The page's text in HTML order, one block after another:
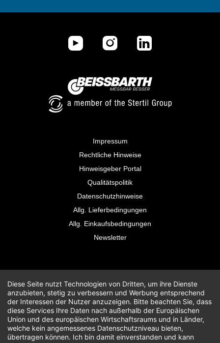
Impressum
Rechtliche Hinweise
Hinweisgeber Portal
Qualitätspolitik
Datenschutzhinweise
Allg. Lieferbedingungen
Allg. Einkaufsbedingungen
Newsletter
Diese Seite nutzt Technologien von Dritten, um ihre Dienste
anzubieten, stetig zu verbessern und Werbung entsprechend
der Interessen der Nutzer anzuzeigen. Bitte beachten Sie, dass
diese Services Ihre Daten nach außerhalb der Europäischen
Union und des europäischen Wirtschaftsraums und in Länder,
welche kein angemessenes Datenschutzniveau bieten,
übertragen können. Ich bin damit einverstanden und kann